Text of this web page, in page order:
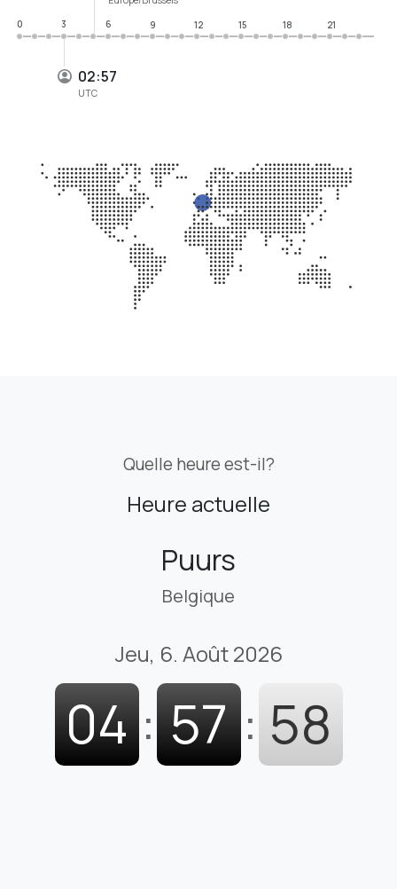
02:57
UTC
0
3 6 9 12 15 18 21
Quelle heure est-il?
Heure actuelle
Puurs
Belgique
Jeu, 6. Août 2026
04 : 57 : 59